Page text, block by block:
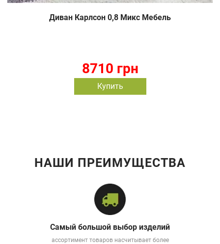
Диван Карлсон 0,8 Микс Мебель
8710 грн
Купить
НАШИ ПРЕИМУЩЕСТВА
Самый большой выбор изделий
ассортимент товаров насчитывает более